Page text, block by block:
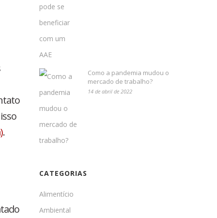
.
Como a pandemia mudou o
mercado de trabalho?
14 de abril de 2022
CATEGORIAS
Alimentício
Ambiental